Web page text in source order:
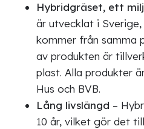
Hybridgräset, ett
är utvecklat i
kommer från samma
av produkten är
plast. Alla produkter
Hus och BVB.
Lång livslängd –
10 år, vilket gör det